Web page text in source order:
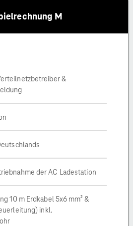
M
&
der AC Ladestation
10 m Erdkabel 5x6 mm² &
inkl.